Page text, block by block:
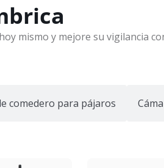
mismo y mejore su vigilancia
comedero para pájaros